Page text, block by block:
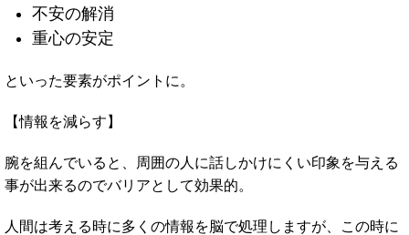
不安の解消
重心の安定
といった要素がポイントに。
【情報を減らす】
腕を組んでいると、周囲の人に話しかけにくい印象を与える
事が出来るのでバリアとして効果的。
人間は考える時に多くの情報を脳で処理しますが、この時に